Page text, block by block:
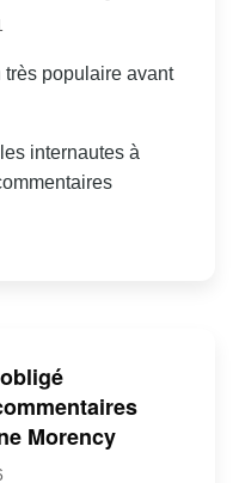
populaire avant
internautes à
Morency